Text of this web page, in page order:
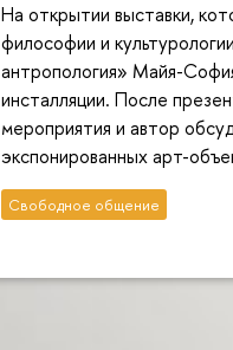
На открытии выставки,
философии и
антропология» Майя-
инсталляции. После
мероприятия и автор
экспонированных арт-
Свободное общение